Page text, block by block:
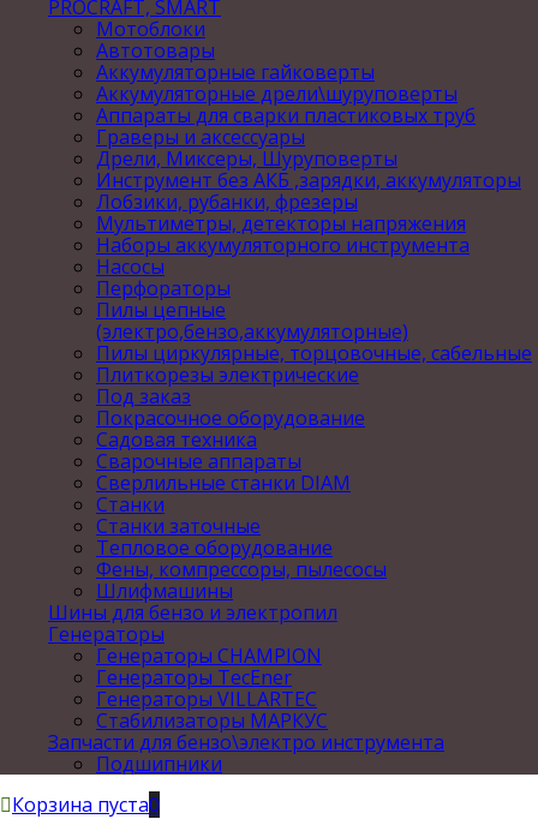
PROCRAFT, SMART
Мотоблоки
Автотовары
Аккумуляторные гайковерты
Аккумуляторные дрели\шуруповерты
Аппараты для сварки пластиковых труб
Граверы и аксессуары
Дрели, Миксеры, Шуруповерты
Инструмент без АКБ ,зарядки, аккумуляторы
Лобзики, рубанки, фрезеры
Мультиметры, детекторы напряжения
Наборы аккумуляторного инструмента
Насосы
Перфораторы
Пилы цепные
(электро,бензо,аккумуляторные)
Пилы циркулярные, торцовочные, сабельные
Плиткорезы электрические
Под заказ
Покрасочное оборудование
Садовая техника
Сварочные аппараты
Сверлильные станки DIAM
Станки
Станки заточные
Тепловое оборудование
Фены, компрессоры, пылесосы
Шлифмашины
Шины для бензо и электропил
Генераторы
Генераторы CHAMPION
Генераторы TecEner
Генераторы VILLARTEC
Стабилизаторы МАРКУС
Запчасти для бензо\электро инструмента
Подшипники
Корзина пуста0